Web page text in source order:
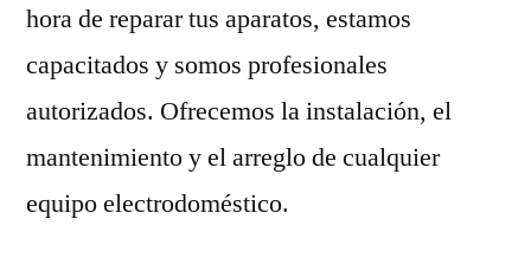
hora de reparar tus aparatos, estamos
capacitados y somos profesionales
autorizados. Ofrecemos la instalación, el
mantenimiento y el arreglo de cualquier
equipo electrodoméstico.